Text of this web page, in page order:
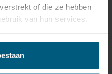
of die ze hebben
van hun services.
PRODUCTEN